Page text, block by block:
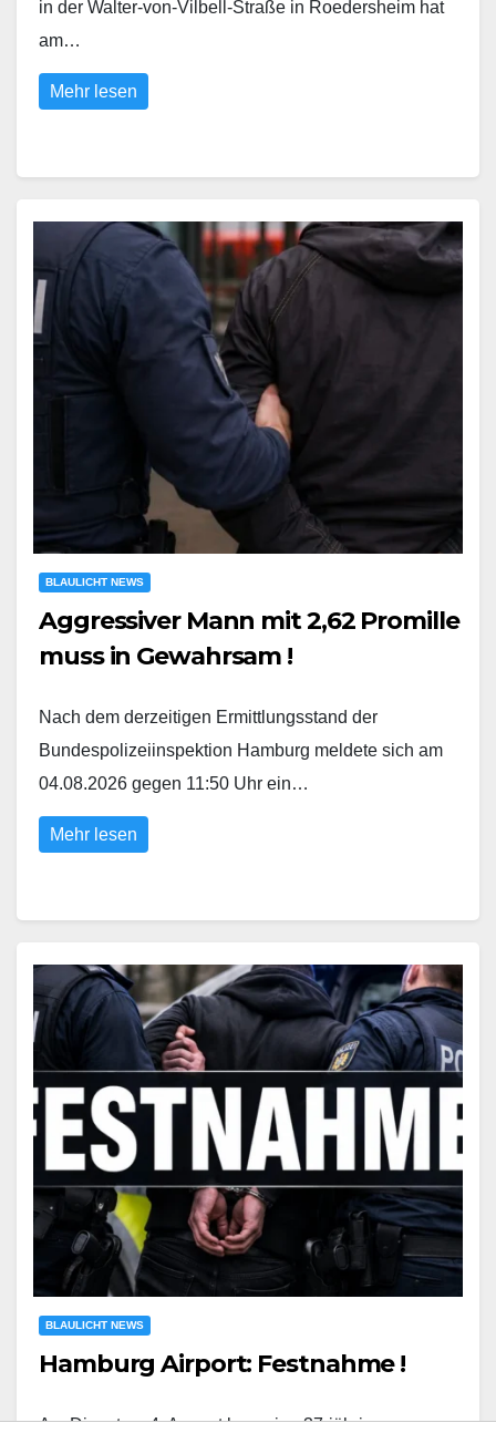
in der Walter-von-Vilbell-Straße in Roedersheim hat
am…
Mehr lesen
BLAULICHT NEWS
Aggressiver Mann mit 2,62 Promille
muss in Gewahrsam !
Nach dem derzeitigen Ermittlungsstand der
Bundespolizeiinspektion Hamburg meldete sich am
04.08.2026 gegen 11:50 Uhr ein…
Mehr lesen
BLAULICHT NEWS
Hamburg Airport: Festnahme !
Am Dienstag, 4. August kam eine 37-jährige